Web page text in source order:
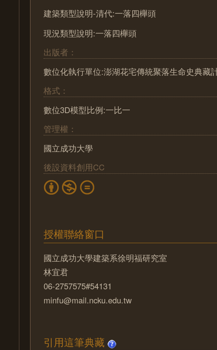
建築類型說明-清代:一落四櫸頭
現況類型說明:一落四櫸頭
出版者：
數位化執行單位:澎湖花宅傳統聚落生命史典藏
格式：
數位3D模型比例:一比一
管理權：
國立成功大學
後設資料創用CC
授權聯絡窗口
國立成功大學建築系徐明福研究室
林宜君
06-2757575#54131
minfu@mail.ncku.edu.tw
引用這筆典藏